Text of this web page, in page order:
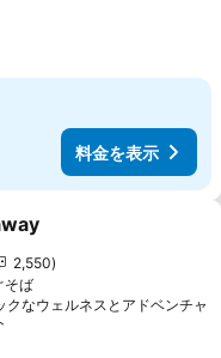
料金を表示
りに追加
2,550
そば
クなウェルネスとアドベンチャ